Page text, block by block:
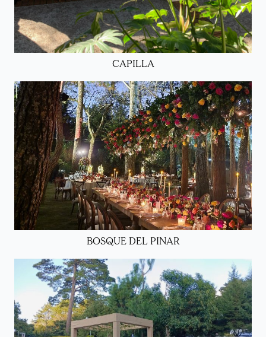
CAPILLA
BOSQUE DEL PINAR